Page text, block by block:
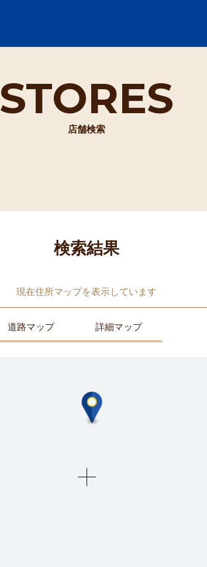
STORES
店舗検索
検索結果
現在住所マップを表示しています
道路マップ 詳細マップ